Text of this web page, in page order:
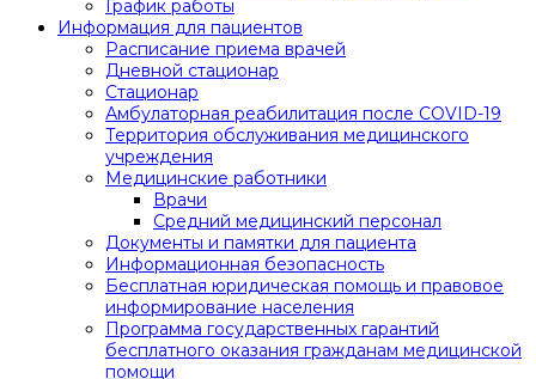
График работы
Информация для пациентов
Расписание приема врачей
Дневной стационар
Стационар
Амбулаторная реабилитация после COVID-19
Территория обслуживания медицинского
учреждения
Медицинские работники
Врачи
Средний медицинский персонал
Документы и памятки для пациента
Информационная безопасность
Бесплатная юридическая помощь и правовое
информирование населения
Программа государственных гарантий
бесплатного оказания гражданам медицинской
помощи